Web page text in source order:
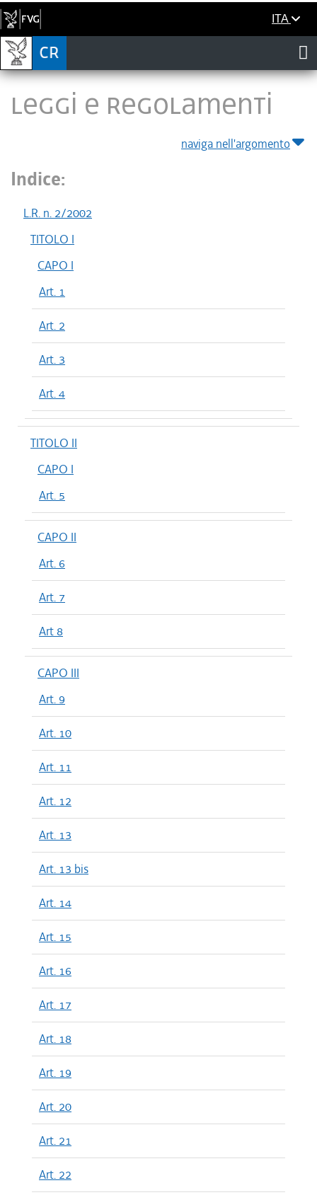
ITA
LEGGI E REGOLAMENTI
naviga nell'argomento
Indice:
L.R. n. 2/2002
TITOLO I
CAPO I
Art. 1
Art. 2
Art. 3
Art. 4
TITOLO II
CAPO I
Art. 5
CAPO II
Art. 6
Art. 7
Art 8
CAPO III
Art. 9
Art. 10
Art. 11
Art. 12
Art. 13
Art. 13 bis
Art. 14
Art. 15
Art. 16
Art. 17
Art. 18
Art. 19
Art. 20
Art. 21
Art. 22